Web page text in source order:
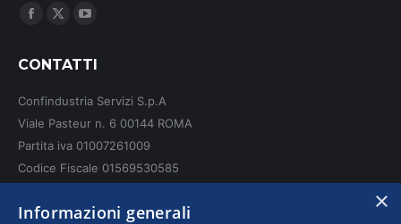
Ci puoi trovare su:
Facebook
opens
new
window
X
opens
window
opens
window
CONTATTI
Confindustria Servizi S.p.A
Viale Pasteur n. 6 00144 ROMA
Partita iva 01007261009
Codice Fiscale 01569530585
×
Informazioni generali